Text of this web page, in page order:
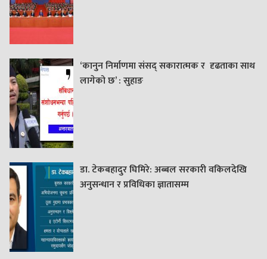
‘कानुन निर्माणमा संसद् सकारात्मक र दृढताका साथ
लागेको छ’ : सुहाङ
डा. टेकबहादुर घिमिरे: अब्बल सरकारी वकिलदेखि
अनुसन्धान र प्रविधिका ज्ञातासम्म